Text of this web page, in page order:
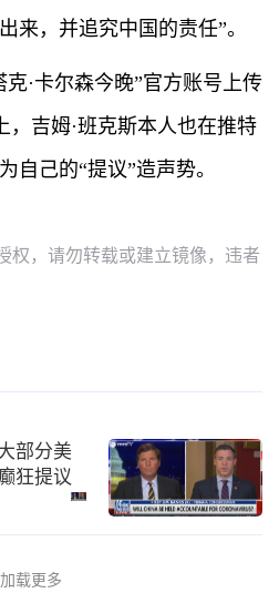
来，并追究中国的责任”。
克·卡尔森今晚”官方账号上传
，吉姆·班克斯本人也在推特
自己的“提议”造声势。
权，请勿转载或建立镜像，违者
部分美
狂提议
加载更多